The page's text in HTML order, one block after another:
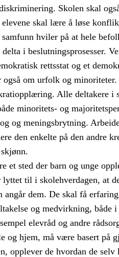
Skolen skal
skal lære å løse
hviler på at hele
i beslutningsprosesser.
rettsstat og et
også om urfolk og
Alle deltakere i
minoritets- og
og meningsbrytning.
den enkelte på den andre
et sted der barn og unge
lyttet til i skolehverdagen, at
angår dem. De skal få
og medvirkning, både
elevråd og andre
og hjem, må være basert på
opplever de hvordan de selv